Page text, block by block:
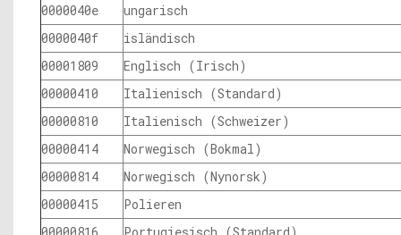
0000040e
ungarisch
0000040f
isländisch
00001809
Englisch (Irisch)
00000410
Italienisch (Standard)
00000810
Italienisch (Schweizer)
00000414
Norwegisch (Bokmal)
00000814
Norwegisch (Nynorsk)
00000415
Polieren
00000816
Portugiesisch (Standard)